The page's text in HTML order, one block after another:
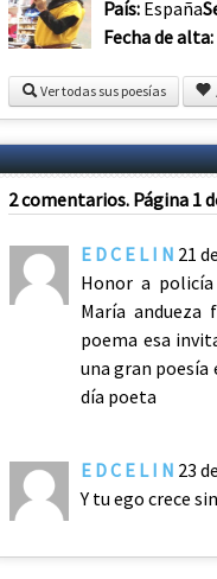
País: España
Fecha de alta:
Ver todas sus poesías
2 comentarios. Página 1
E D C E L I N 21
Honor a
María andueza
poema esa
una gran poesía
día poeta
E D C E L I N 23
Y tu ego crece